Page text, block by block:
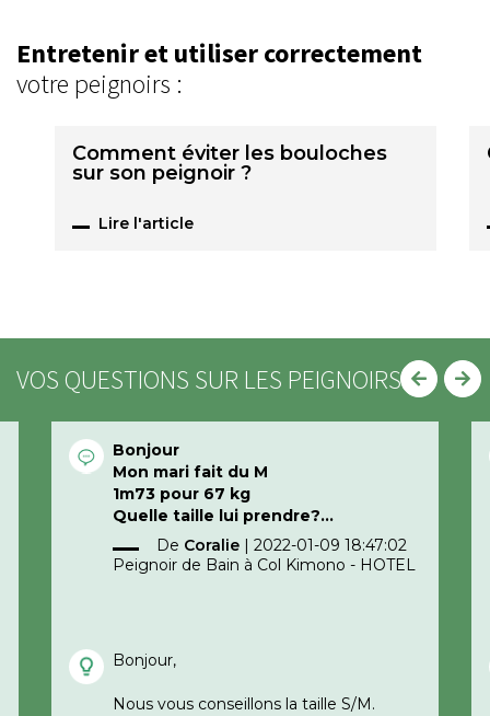
Entretenir et utiliser correctement
votre peignoirs :
Comment éviter les bouloches
sur son peignoir ?
Lire l'article
VOS QUESTIONS SUR LES PEIGNOIRS
Bonjour
Mon mari fait du M
1m73 pour 67 kg
Quelle taille lui prendre?
Merci d’avance
De Coralie | 2022-01-09 18:47:02
Peignoir de Bain à Col Kimono - HOTEL
Bonjour,
Nous vous conseillons la taille S/M.